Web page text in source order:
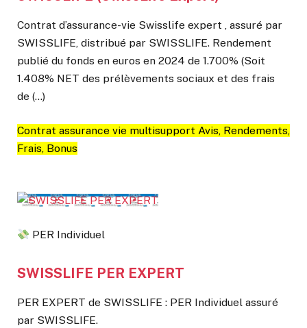
Contrat d’assurance-vie Swisslife expert , assuré par
SWISSLIFE, distribué par SWISSLIFE. Rendement
publié du fonds en euros en 2024 de 1.700% (Soit
1.408% NET des prélèvements sociaux et des frais
de (…)
Contrat assurance vie multisupport Avis, Rendements,
Frais, Bonus
PER Individuel
SWISSLIFE PER EXPERT
PER EXPERT de SWISSLIFE : PER Individuel assuré
par SWISSLIFE.